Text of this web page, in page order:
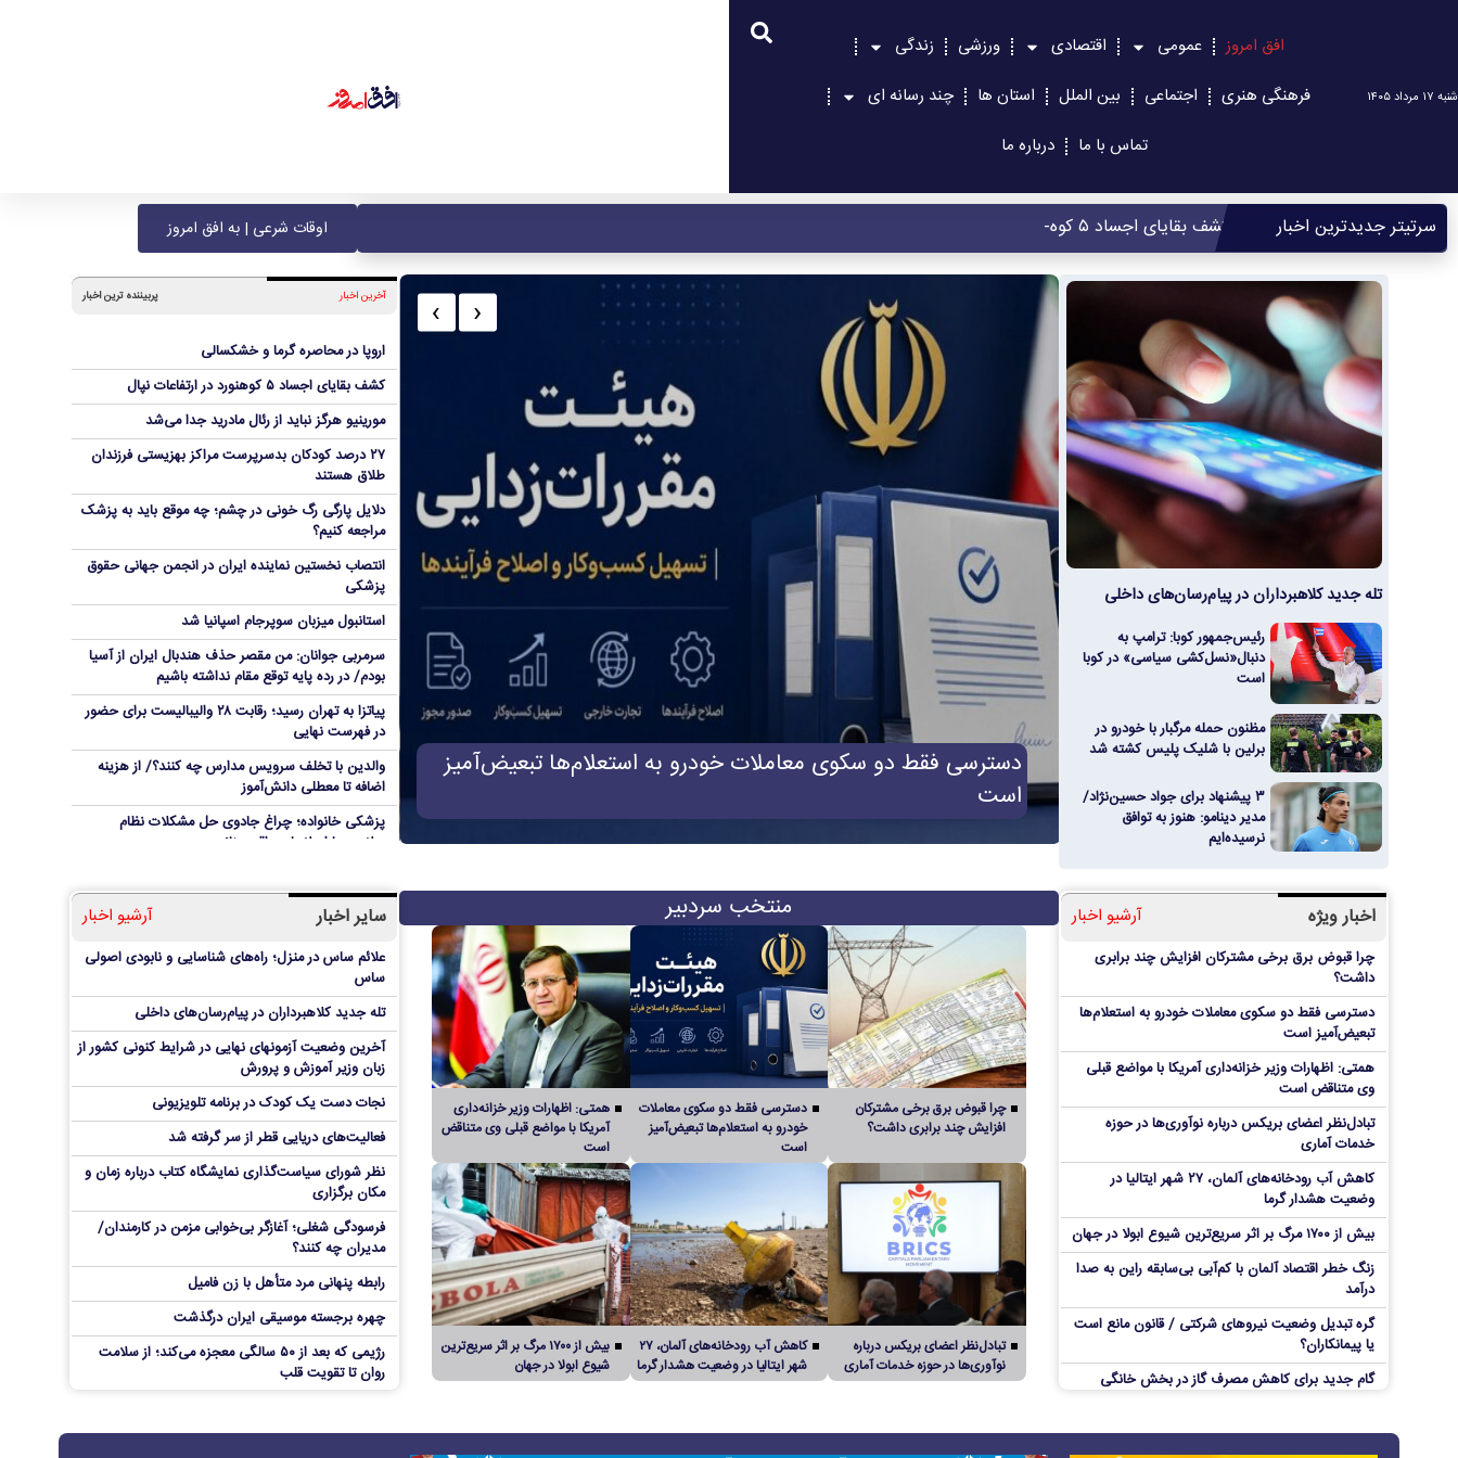
شنبه ۱۷ مرداد ۱۴۰۵
افق امروز عمومی اقتصادی ورزشی
زندگی
فرهنگی هنری
اجتماعی بین الملل استان ها
چند رسانه ای
تماس با ما
درباره ما
سرتیتر جدیدترین اخبار کشف بقایای اجساد ۵ کوهنورد در ارتفاعات نپال اوقات شرعی | به افق امروز
تله جدید کلاهبرداران در پیام‌رسان‌های داخلی
رئیس‌جمهور کوبا: ترامپ به
دنبال«نسل‌کشی سیاسی» در کوبا
است
مظنون حمله مرگبار با خودرو در
برلین با شلیک پلیس کشته شد
۳ پیشنهاد برای جواد حسین‌نژاد/
مدیر دینامو: هنوز به توافق
نرسیده‌ایم
دسترسی فقط دو سکوی معاملات خودرو
است
همتی: اظهارات وزیر خزانه‌داری آمریکا با مواضع قبلی وی متناقض
است
نوآوری‌ها در حوزه خدمات آماری
‹ › آخرین اخبار پربیننده ترین اخبار
اروپا در محاصره گرما و خشکسالی
کشف بقایای اجساد ۵ کوهنورد در ارتفاعات نپال
مورینیو هرگز نباید از رئال مادرید جدا می‌شد
۲۷ درصد کودکان بدسرپرست مراکز بهزیستی فرزندان
طلاق هستند
دلایل پارگی رگ خونی در چشم؛ چه موقع باید به پزشک
مراجعه کنیم؟
انتصاب نخستین نماینده ایران در انجمن جهانی حقوق
پزشکی
استانبول میزبان سوپرجام اسپانیا شد
سرمربی جوانان: من مقصر حذف هندبال ایران از آسیا
بودم/ در رده پایه توقع مقام نداشته باشیم
پیاتزا به تهران رسید؛ رقابت ۲۸ والیبالیست برای حضور
در فهرست نهایی
والدین با تخلف سرویس مدارس چه کنند؟/ از هزینه
اضافه تا معطلی دانش‌آموز
پزشکی خانواده؛ چراغ جادوی حل مشکلات نظام
سلامت یا اصلاحات واقع بینانه
مهرماه/تغییر کتب یازدهمی های فنی‌وحرفه‌ای
چرا قبوض برق برخی مشترکان افزایش چند برابری
داشت؟
دسترسی فقط دو سکوی معاملات خودرو به استعلام‌ها
تبعیض‌آمیز است
همتی: اظهارات وزیر خزانه‌داری آمریکا با مواضع قبلی
وی متناقض است
تولیدکنندگان نوشت‌افزار در برزخ میان حضوری یا
مجازی شدن مدارس
اجرای «کافه نادری» در تالار حافظ/ «بیضایی‌خوانی» به
«اژدهاک» رسید
سریال نوستالژیک «آژانس دوستی» در آستانه تولید
فصل دوم
تبادل‌نظر اعضای بریکس درباره نوآوری‌ها در حوزه
خدمات آماری
کاهش آب رودخانه‌های آلمان، ۲۷ شهر ایتالیا در
وضعیت هشدار گرما
بیش از ۱۷۰۰ مرگ بر اثر سریع‌ترین شیوع ابولا در جهان
سیستان‌ و بلوچستان
اخبار ویژه آرشیو اخبار
چرا قبوض برق برخی مشترکان افزایش چند برابری
داشت؟
دسترسی فقط دو سکوی معاملات خودرو به استعلام‌ها
تبعیض‌آمیز است
همتی: اظهارات وزیر خزانه‌داری آمریکا با مواضع قبلی
وی متناقض است
تبادل‌نظر اعضای بریکس درباره نوآوری‌ها در حوزه
خدمات آماری
کاهش آب رودخانه‌های آلمان، ۲۷ شهر ایتالیا در
وضعیت هشدار گرما
بیش از ۱۷۰۰ مرگ بر اثر سریع‌ترین شیوع ابولا در جهان
زنگ خطر اقتصاد آلمان با کم‌آبی بی‌سابقه راین به صدا
درآمد
گره تبدیل وضعیت نیروهای شرکتی / قانون مانع است
یا پیمانکاران؟
گام جدید برای کاهش مصرف گاز در بخش خانگی
بی‌سابقه‌ای برای اروپا را دارد
منتخب سردبیر
چرا قبوض برق برخی مشترکان
افزایش چند برابری داشت؟
دسترسی فقط دو سکوی معاملات
خودرو به استعلام‌ها تبعیض‌آمیز
است
همتی: اظهارات وزیر خزانه‌داری
آمریکا با مواضع قبلی وی متناقض
است
تبادل‌نظر اعضای بریکس درباره
نوآوری‌ها در حوزه خدمات آماری
کاهش آب رودخانه‌های آلمان، ۲۷
شهر ایتالیا در وضعیت هشدار گرما
بیش از ۱۷۰۰ مرگ بر اثر سریع‌ترین
شیوع ابولا در جهان
سایر اخبار آرشیو اخبار
علائم ساس در منزل؛ راه‌های شناسایی و نابودی اصولی
ساس
تله جدید کلاهبرداران در پیام‌رسان‌های داخلی
آخرین وضعیت آزمونهای نهایی در شرایط کنونی کشور از
زبان وزیر آموزش و پرورش
نجات دست یک کودک در برنامه تلویزیونی
فعالیت‌های دریایی قطر از سر گرفته شد
نظر شورای سیاست‌گذاری نمایشگاه کتاب درباره زمان و
مکان برگزاری
فرسودگی شغلی؛ آغازگر بی‌خوابی مزمن در کارمندان/
مدیران چه کنند؟
رابطه پنهانی مرد متأهل با زن فامیل
چهره برجسته موسیقی ایران درگذشت
رژیمی که بعد از ۵۰ سالگی معجزه می‌کند؛ از سلامت
روان تا تقویت قلب
سازمان‌یافته ترانزیت اموال مسروقه از تهران به